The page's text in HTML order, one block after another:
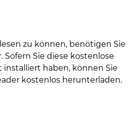
zu können, benötigen Sie
Sofern Sie diese kostenlose
installiert haben, können Sie
kostenlos herunterladen.